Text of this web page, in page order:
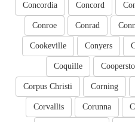
Concord
Concordia
Conrad
Conroe
Conyers
Cookeville
Coquille
Corning
Corpus Christi
Corunna
Corvallis